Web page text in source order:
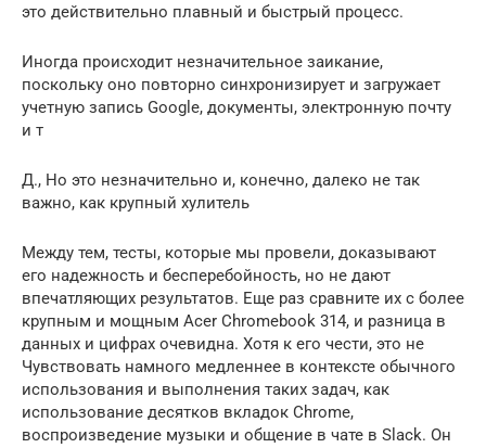
это действительно плавный и быстрый процесс.
Иногда происходит незначительное заикание,
поскольку оно повторно синхронизирует и загружает
учетную запись Google, документы, электронную почту
и т
Д., Но это незначительно и, конечно, далеко не так
важно, как крупный хулитель
Между тем, тесты, которые мы провели, доказывают
его надежность и бесперебойность, но не дают
впечатляющих результатов. Еще раз сравните их с более
крупным и мощным Acer Chromebook 314, и разница в
данных и цифрах очевидна. Хотя к его чести, это не
Чувствовать намного медленнее в контексте обычного
использования и выполнения таких задач, как
использование десятков вкладок Chrome,
воспроизведение музыки и общение в чате в Slack. Он